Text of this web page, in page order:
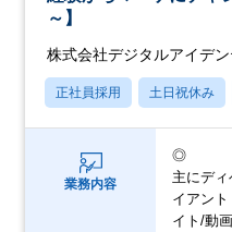
～】
株式会社デジタルアイデン
正社員採用 土日祝休み
業務内容
◎
主にデ
イアン
イト/動